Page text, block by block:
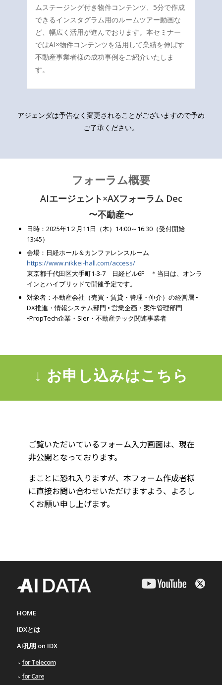
ムステージング付き物件コンテンツ、5分で作成
できるインスタグラム用のルームツアー動画な
ど、幅広く活用が進んでおります。本セミナー
ではAI×物件コンテンツを活用して業績を伸ばす
不動産事業者様の成功事例をご紹介いたしま
す。
アジェンダは予告なく変更されることがございますので予め
ご了承ください。
フォーラム概要
AIエージェント×AXフォーラム Dec
〜不動産〜
日時：2025年1２月11日（木）14:00～16:30（受付開始
13:45）
会場：日経ホール＆カンファレンスルーム
https://www.nikkei-hall.com/access/
東京都千代田区大手町1-3-7 日経ビル6F ＊当日は、オンラ
インとハイブリッドで開催予定です。
対象者：不動産会社（売買・賃貸・管理・仲介）の経営層 •
DX推進・情報システム部門 • 営業企画・案件管理部門
•PropTech企業・SIer・不動産テック関連事業者
↓ お申し込みはこちら
HOME
IDXとは
AI孔明 on IDX
for Telecom
for Care